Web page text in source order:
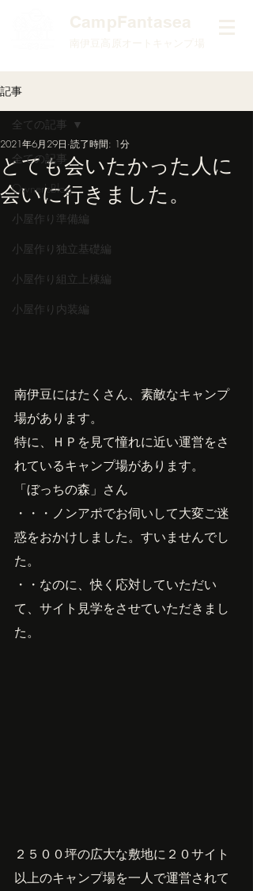
​CampFantasea
南伊豆高原オートキャンプ場
記事
全ての記事
Owner'sBlog
小屋作り準備編
小屋作り独立基礎編
小屋作り組立上棟編
小屋作り内装編
全ての記事
とても会いたかった人に
会いに行きました。
2021年6月29日 読了時間: 1分
南伊豆にはたくさん、素敵なキャンプ
場があります。
特に、ＨＰを見て憧れに近い運営をさ
れているキャンプ場があります。
「ぼっちの森」さん
・・・ノンアポでお伺いして大変ご迷
惑をおかけしました。すいませんでし
た。
・・なのに、快く応対していただい
て、サイト見学をさせていただきまし
た。
２５００坪の広大な敷地に２０サイト
以上のキャンプ場を一人で運営されて